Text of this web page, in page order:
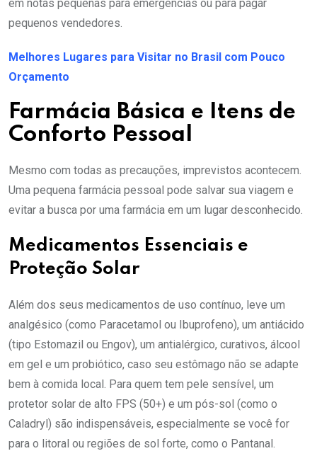
em notas pequenas para emergências ou para pagar
pequenos vendedores.
Melhores Lugares para Visitar no Brasil com Pouco
Orçamento
Farmácia Básica e Itens de
Conforto Pessoal
Mesmo com todas as precauções, imprevistos acontecem.
Uma pequena farmácia pessoal pode salvar sua viagem e
evitar a busca por uma farmácia em um lugar desconhecido.
Medicamentos Essenciais e
Proteção Solar
Além dos seus medicamentos de uso contínuo, leve um
analgésico (como Paracetamol ou Ibuprofeno), um antiácido
(tipo Estomazil ou Engov), um antialérgico, curativos, álcool
em gel e um probiótico, caso seu estômago não se adapte
bem à comida local. Para quem tem pele sensível, um
protetor solar de alto FPS (50+) e um pós-sol (como o
Caladryl) são indispensáveis, especialmente se você for
para o litoral ou regiões de sol forte, como o Pantanal.